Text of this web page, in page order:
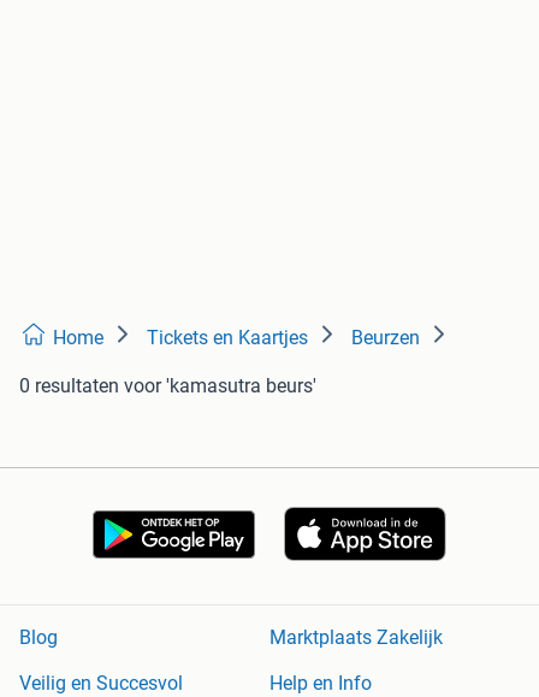
Home Tickets en Kaartjes Beurzen
0 resultaten voor 'kamasutra beurs'
Blog
Marktplaats Zakelijk
Veilig en Succesvol
Help en Info